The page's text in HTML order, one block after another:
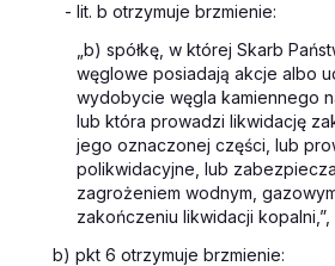
- lit. b otrzymuje brzmienie:
„b) spółkę, w której Skarb
węglowe posiadają akcje albo
wydobycie węgla kamiennego
lub która prowadzi likwidację
jego oznaczonej części, lub
polikwidacyjne, lub
zagrożeniem wodnym,
zakończeniu likwidacji kopalni,”,
b) pkt 6 otrzymuje brzmienie: